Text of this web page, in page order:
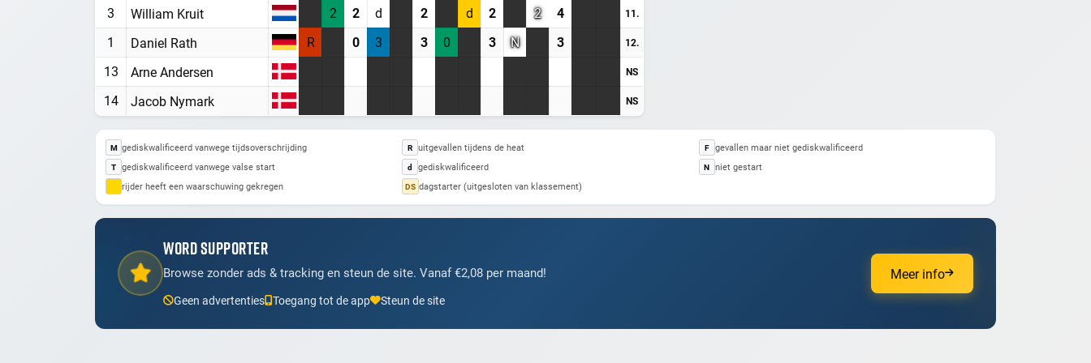
3 William Kruit 2 2 d 2 d 2 2 4 11.
1 Daniel Rath R 0 3 3 0 3 N 3 12.
13 Arne Andersen NS
14 Jacob Nymark NS
M gediskwalificeerd vanwege tijdsoverschrijding R uitgevallen tijdens de heat F gevallen maar niet gediskwalificeerd
T gediskwalificeerd vanwege valse start d gediskwalificeerd N niet gestart
rijder heeft een waarschuwing gekregen
DS dagstarter (uitgesloten van klassement)
WORD SUPPORTER
Browse zonder ads & tracking en steun de site. Vanaf €2,08 per maand!
Geen advertenties Toegang tot de app Steun de site
Meer info
Heb je al een account? Inloggen